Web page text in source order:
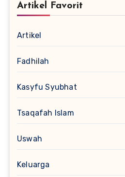
Artikel Favorit
Artikel
Fadhilah
Kasyfu Syubhat
Tsaqafah Islam
Uswah
Keluarga